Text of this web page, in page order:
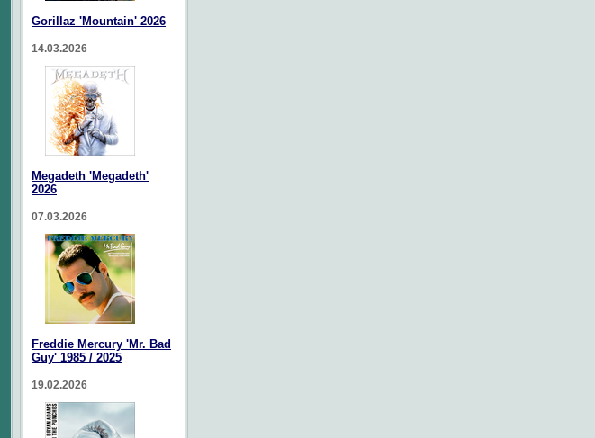
Gorillaz 'Mountain' 2026
14.03.2026
Megadeth 'Megadeth'
2026
07.03.2026
Freddie Mercury 'Mr. Bad
Guy' 1985 / 2025
19.02.2026